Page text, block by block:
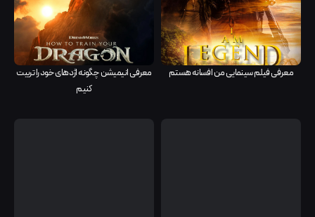
معرفی فیلم سینمایی من افسانه هستم
معرفی انیمیشن چگونه اژدهای خود را تربیت